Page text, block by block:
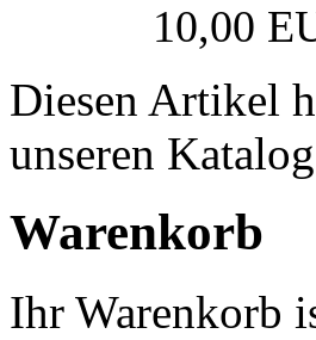
10,00
Diesen Artikel
unseren
Warenkorb
Ihr Warenkorb